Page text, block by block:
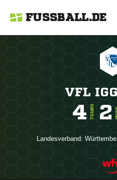
FUSSBALL.DE
VFL
4 TEAMS 2 JUNIOREN
Landesverband: